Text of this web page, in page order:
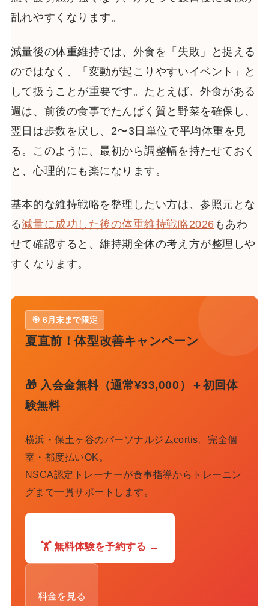
乱れやすくなります。
減量後の体重維持では、外食を「失敗」と捉える
のではなく、「変動が起こりやすいイベント」と
して扱うことが重要です。たとえば、外食がある
週は、前後の食事でたんぱく質と野菜を確保し、
翌日は歩数を戻し、2〜3日単位で平均体重を見
る。このように、最初から調整幅を持たせておく
と、心理的にも楽になります。
基本的な維持戦略を整理したい方は、参照元とな
る減量に成功した後の体重維持戦略2026 もあわ
せて確認すると、維持期全体の考え方が整理しや
すくなります。
🎯 6月末まで限定
夏直前！体型改善キャンペーン
🎁 入会金無料（通常¥33,000）＋初回体
験無料
横浜・保土ヶ谷のパーソナルジムcortis。完全個
室・都度払いOK。
NSCA認定トレーナーが食事指導からトレーニン
グまで一貫サポートします。
🏋️ 無料体験を予約する →
料金を見る